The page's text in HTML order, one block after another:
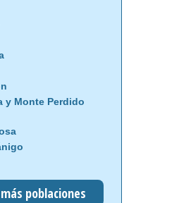
y Monte Perdido
poblaciones